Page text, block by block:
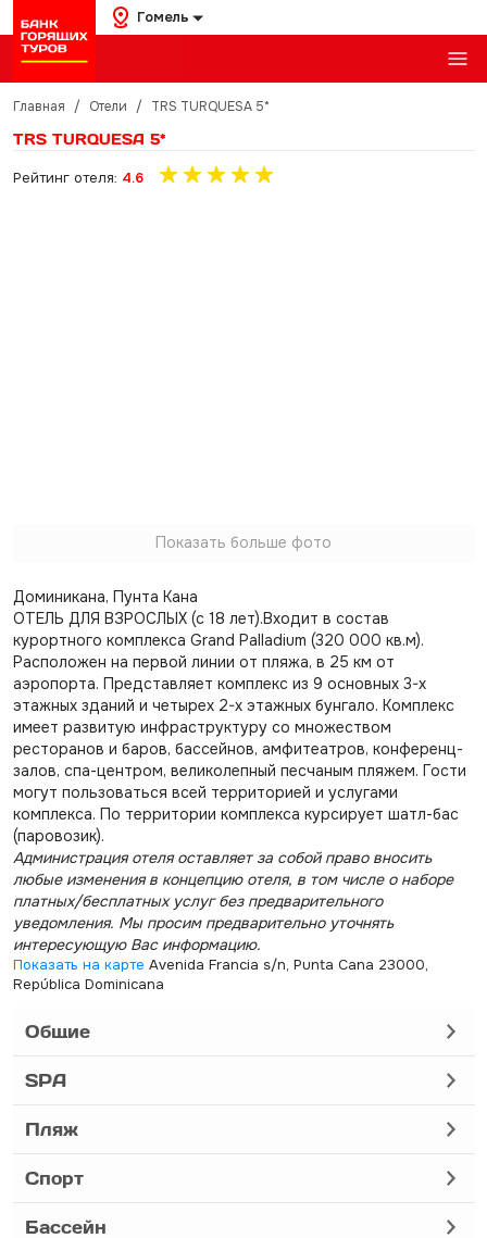
Гомель
Главная / Отели / TRS TURQUESA 5*
TRS TURQUESA 5*
Рейтинг отеля: 4.6
Показать больше фото
Доминикана, Пунта Кана
ОТЕЛЬ ДЛЯ ВЗРОСЛЫХ (с 18 лет).Входит в состав
курортного комплекса Grand Palladium (320 000 кв.м).
Расположен на первой линии от пляжа, в 25 км от
аэропорта. Представляет комплекс из 9 основных 3-х
этажных зданий и четырех 2-х этажных бунгало. Комплекс
имеет развитую инфраструктуру со множеством
ресторанов и баров, бассейнов, амфитеатров, конференц-
залов, спа-центром, великолепный песчаным пляжем. Гости
могут пользоваться всей территорией и услугами
комплекса. По территории комплекса курсирует шатл-бас
(паровозик).
Администрация отеля оставляет за собой право вносить
любые изменения в концепцию отеля, в том числе о наборе
платных/бесплатных услуг без предварительного
уведомления. Мы просим предварительно уточнять
интересующую Вас информацию.
Показать на карте Avenida Francia s/n, Punta Cana 23000,
República Dominicana
Общие
SPA
Пляж
Спорт
Бассейн